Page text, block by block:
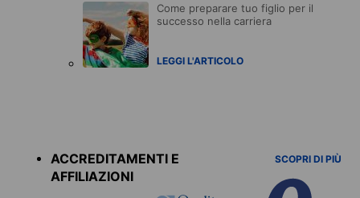
Come preparare tuo figlio per il
successo nella carriera
LEGGI L'ARTICOLO
ACCREDITAMENTI E
AFFILIAZIONI
SCOPRI DI PIÙ